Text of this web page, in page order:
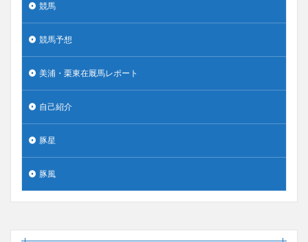
競馬
競馬予想
美浦・栗東在厩馬レポート
自己紹介
豚星
豚風